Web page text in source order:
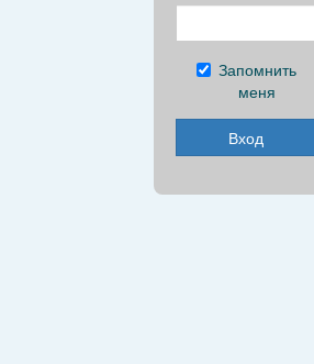
Запомнить
меня
Вход